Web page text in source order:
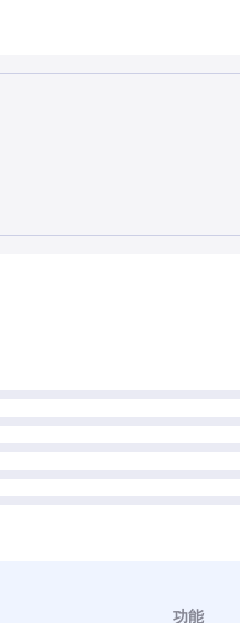
功能